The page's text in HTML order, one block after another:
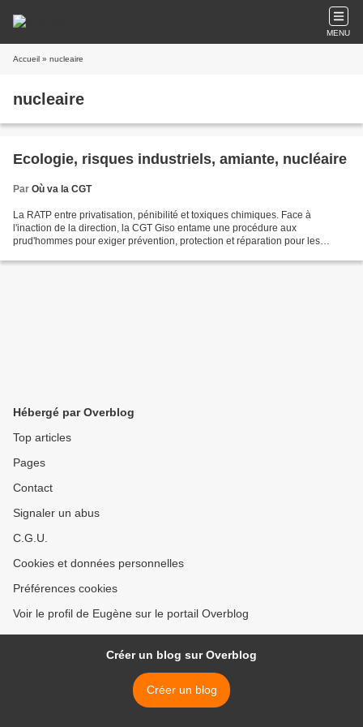
MENU
Accueil » nucleaire
nucleaire
Ecologie, risques industriels, amiante, nucléaire
Par Où va la CGT
La RATP entre privatisation, pénibilité et toxiques chimiques. Face à
l'inaction de la direction, la CGT Giso entame une procédure aux
prud'hommes pour exiger prévention, protection et réparation pour les
Hébergé par Overblog
Top articles
Pages
Contact
Signaler un abus
C.G.U.
Cookies et données personnelles
Préférences cookies
Voir le profil de Eugène sur le portail Overblog
Créer un blog sur Overblog
Créer un blog